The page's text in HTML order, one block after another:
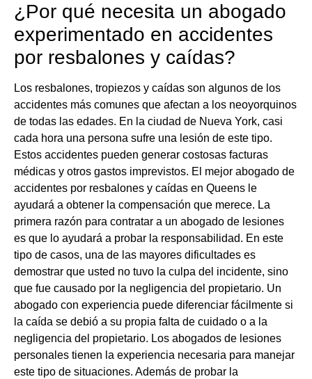
¿Por qué necesita un abogado
experimentado en accidentes
por resbalones y caídas?
Los resbalones, tropiezos y caídas son algunos de los
accidentes más comunes que afectan a los neoyorquinos
de todas las edades. En la ciudad de Nueva York, casi
cada hora una persona sufre una lesión de este tipo.
Estos accidentes pueden generar costosas facturas
médicas y otros gastos imprevistos. El mejor abogado de
accidentes por resbalones y caídas en Queens le
ayudará a obtener la compensación que merece. La
primera razón para contratar a un abogado de lesiones
es que lo ayudará a probar la responsabilidad. En este
tipo de casos, una de las mayores dificultades es
demostrar que usted no tuvo la culpa del incidente, sino
que fue causado por la negligencia del propietario. Un
abogado con experiencia puede diferenciar fácilmente si
la caída se debió a su propia falta de cuidado o a la
negligencia del propietario. Los abogados de lesiones
personales tienen la experiencia necesaria para manejar
este tipo de situaciones. Además de probar la